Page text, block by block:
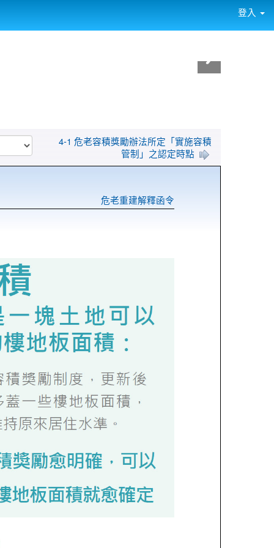
登入
4-1 危老容積獎勵辦法所定「實施容積
管制」之認定時點
危老重建解釋函令